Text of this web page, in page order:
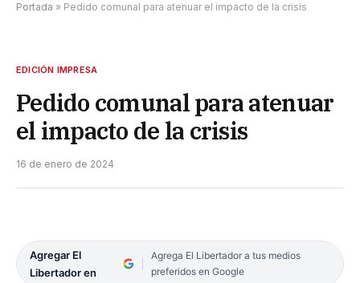
Portada » Pedido comunal para atenuar el impacto de la crisis
EDICIÓN IMPRESA
Pedido comunal para atenuar
el impacto de la crisis
16 de enero de 2024
Agregar El
Libertador en
Agrega El Libertador a tus medios
preferidos en Google